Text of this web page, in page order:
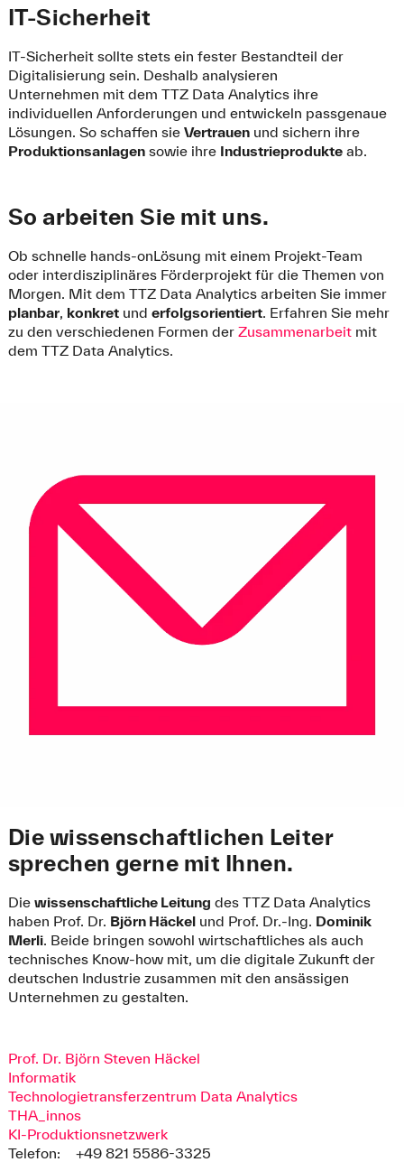
IT-Sicherheit
IT-Sicherheit sollte stets ein fester Bestandteil der
Digitalisierung sein. Deshalb analysieren
Unternehmen mit dem TTZ Data Analytics ihre
individuellen Anforderungen und entwickeln passgenaue
Lösungen. So schaffen sie Vertrauenund sichern ihre
Produktionsanlagensowie ihre Industrieprodukteab.
So arbeiten Sie mit uns.
Ob schnelle hands-onLösung mit einem Projekt-Team
oder interdisziplinäres Förderprojekt für die Themen von
Morgen. Mit dem TTZ Data Analytics arbeiten Sie immer
planbar, konkretund erfolgsorientiert. Erfahren Sie mehr
zu den verschiedenen Formen der Zusammenarbeitmit
dem TTZ Data Analytics.
Die wissenschaftlichen Leiter
sprechen gerne mit Ihnen.
Die wissenschaftliche Leitung des TTZ Data Analytics
haben Prof. Dr. Björn Häckelund Prof. Dr.-Ing. Dominik
Merli. Beide bringen sowohl wirtschaftliches als auch
technisches Know-how mit, um die digitale Zukunft der
deutschen Industrie zusammen mit den ansässigen
Unternehmen zu gestalten.
Prof. Dr. Björn Steven Häckel
Informatik
Technologietransferzentrum Data Analytics
THA_innos
KI-Produktionsnetzwerk
Telefon:
+49 821 5586-3325